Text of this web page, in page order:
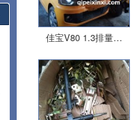
佳宝V80 1.3排量…